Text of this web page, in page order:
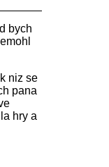
bych
niz se
pana
hry a